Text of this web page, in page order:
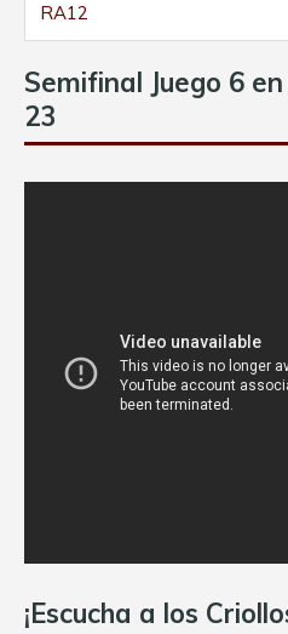
RA12
Semifinal Juego 6
23
¡Escucha a los